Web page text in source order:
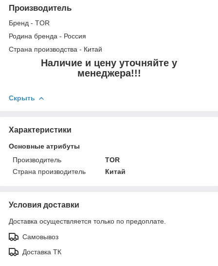
Производитель
Бренд - TOR
Родина бренда - Россия
Страна производства - Китай
Наличие и цену уточняйте у
менеджера!!!
Скрыть
Характеристики
Основные атрибуты
Производитель
TOR
Страна производитель
Китай
Условия доставки
Доставка осуществляется только по предоплате.
Самовывоз
Доставка ТК